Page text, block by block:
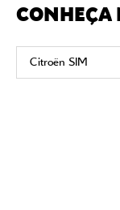
CONHEÇA